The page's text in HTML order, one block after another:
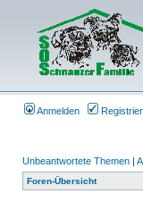
Anmelden
Unbeantwortete Themen |
Foren-Übersicht